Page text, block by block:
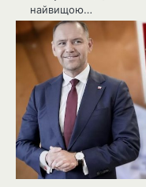
найвищою…